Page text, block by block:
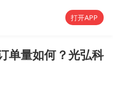
打开APP
单量如何？光弘科